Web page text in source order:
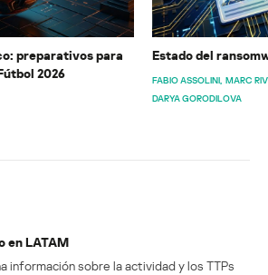
preparativos para
2026
Estado del
FABIO ASSOLINI MARC
DARYA GORODILOVA
en LATAM
información sobre la actividad y los TTPs